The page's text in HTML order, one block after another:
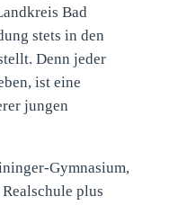
Bad
stets in den
Denn jeder
ist eine
jungen
Gymnasium,
plus